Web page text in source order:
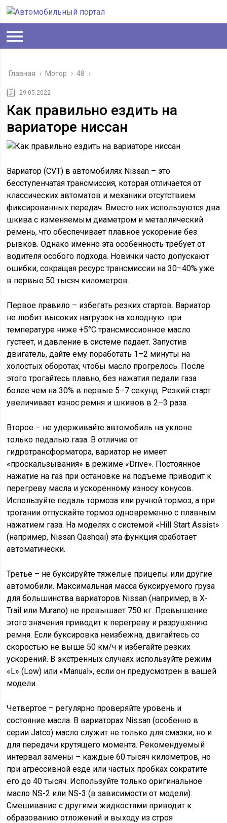
Главная › Мотор › 48 ›
29.05.2022
Как правильно ездить на
вариаторе ниссан
Вариатор (CVT) в автомобилях Nissan – это
бесступенчатая трансмиссия, которая отличается от
классических автоматов и механики отсутствием
фиксированных передач. Вместо них используются два
шкива с изменяемым диаметром и металлический
ремень, что обеспечивает плавное ускорение без
рывков. Однако именно эта особенность требует от
водителя особого подхода. Новички часто допускают
ошибки, сокращая ресурс трансмиссии на 30–40% уже
в первые 50 тысяч километров.
Первое правило – избегать резких стартов. Вариатор
не любит высоких нагрузок на холодную: при
температуре ниже +5°C трансмиссионное масло
густеет, и давление в системе падает. Запустив
двигатель, дайте ему поработать 1–2 минуты на
холостых оборотах, чтобы масло прогрелось. После
этого трогайтесь плавно, без нажатия педали газа
более чем на 30% в первые 5–7 секунд. Резкий старт
увеличивает износ ремня и шкивов в 2–3 раза.
Второе – не удерживайте автомобиль на уклоне
только педалью газа. В отличие от
гидротрансформатора, вариатор не имеет
«проскальзывания» в режиме «Drive». Постоянное
нажатие на газ при остановке на подъеме приводит к
перегреву масла и ускоренному износу конусов.
Используйте педаль тормоза или ручной тормоз, а при
трогании отпускайте тормоз одновременно с плавным
нажатием газа. На моделях с системой «Hill Start Assist»
(например, Nissan Qashqai) эта функция сработает
автоматически.
Третье – не буксируйте тяжелые прицепы или другие
автомобили. Максимальная масса буксируемого груза
для большинства вариаторов Nissan (например, в X-
Trail или Murano) не превышает 750 кг. Превышение
этого значения приводит к перегреву и разрушению
ремня. Если буксировка неизбежна, двигайтесь со
скоростью не выше 50 км/ч и избегайте резких
ускорений. В экстренных случаях используйте режим
«L» (Low) или «Manual», если он предусмотрен в вашей
модели.
Четвертое – регулярно проверяйте уровень и
состояние масла. В вариаторах Nissan (особенно в
серии Jatco) масло служит не только для смазки, но и
для передачи крутящего момента. Рекомендуемый
интервал замены – каждые 60 тысяч километров, но
при агрессивной езде или частых пробках сократите
его до 40 тысяч. Используйте только оригинальное
масло NS-2 или NS-3 (в зависимости от модели).
Смешивание с другими жидкостями приводит к
образованию отложений и выходу из строя